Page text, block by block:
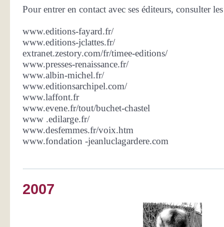
Pour entrer en contact avec ses éditeurs, consulter
www.editions-fayard.fr/
www.editions-jclattes.fr/
extranet.zestory.com/fr/timee-editions/
www.presses-renaissance.fr/
www.albin-michel.fr/
www.editionsarchipel.com/
www.laffont.fr
www.evene.fr/tout/buchet-chastel
www .edilarge.fr/
www.desfemmes.fr/voix.htm
www.fondation -jeanluclagardere.com
2007